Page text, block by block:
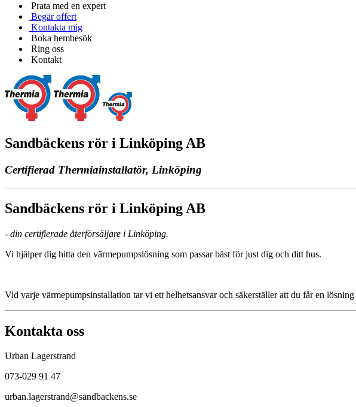
Prata med en expert
Begär offert
Kontakta mig
Boka hembesök
Ring oss
Kontakt
Sandbäckens rör i Linköping AB
Certifierad Thermiainstallatör, Linköping
Sandbäckens rör i Linköping AB
- din certifierade återförsäljare i Linköping.
Vi hjälper dig hitta den värmepumpslösning som passar bäst för just dig och ditt hus.
Vid varje värmepumpsinstallation tar vi ett helhetsansvar och säkerställer att du får en
Kontakta oss
Urban Lagerstrand
073-029 91 47
urban.lagerstrand@sandbackens.se